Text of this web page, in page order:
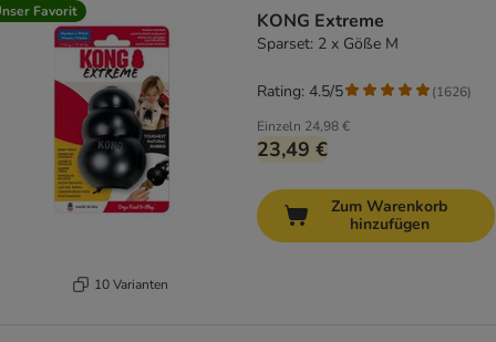
Favorit
10 Varianten
KONG Extreme
Sparset: 2 x Göße M
Einzeln 24,98 €
23,49 €
Rating: 4.5/5 (1626)
Zum Warenkorb
hinzufügen